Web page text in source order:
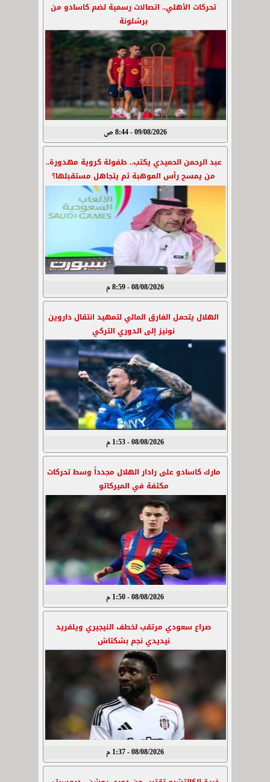
تحركات الأهلي.. اتصالات رسمية لضم كاسادو من
برشلونة
09/08/2026 - 8:44 ص
عبد الرحمن الحميدي يكتب.. طفولة كروية مهدورة..
من يمسح رأس الموهبة ثم يتجاهل مستقبلها؟
08/08/2026 - 8:59 م
الهلال يتحمل الفارق المالي لتمهيد انتقال داروين
نونيز إلى الدوري التركي
08/08/2026 - 1:53 م
مارك كاسادو على رادار الهلال مجدداً وسط تحركات
مكثفة في الميركاتو
08/08/2026 - 1:50 م
صراع سعودي مرتقب لخطف النيجيري ويلفريد
نيديدي نجم بشكتاش
08/08/2026 - 1:37 م